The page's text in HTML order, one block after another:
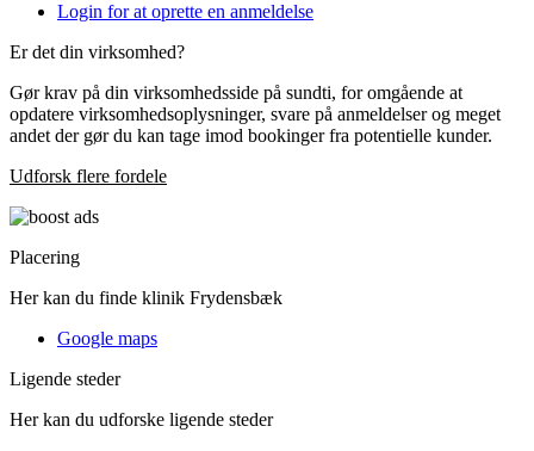
Login for at oprette en anmeldelse
Er det din virksomhed?
Gør krav på din virksomhedsside på sundti, for omgående at
opdatere virksomhedsoplysninger, svare på anmeldelser og meget
andet der gør du kan tage imod bookinger fra potentielle kunder.
Udforsk flere fordele
Placering
Her kan du finde klinik Frydensbæk
Google maps
Ligende steder
Her kan du udforske ligende steder